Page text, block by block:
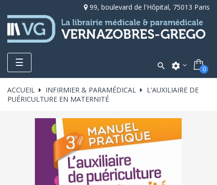
99, boulevard de l'Hôpital, 75013 Paris
Toggle
navigation
☰  settings 0
ACCUEIL INFIRMIER & PARAMÉDICAL
L'AUXILIAIRE DE
PUÉRICULTURE EN MATERNITÉ